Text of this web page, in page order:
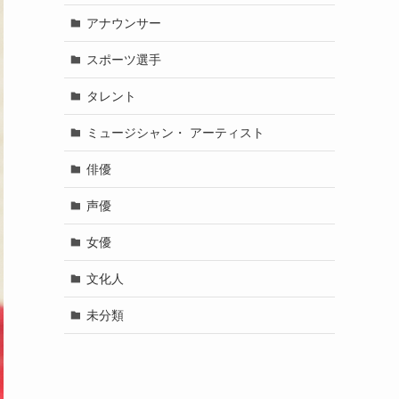
アナウンサー
スポーツ選手
タレント
ミュージシャン・ アーティスト
俳優
声優
女優
文化人
未分類